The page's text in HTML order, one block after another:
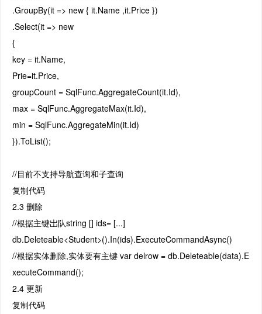
.GroupBy(it => new { it.Name ,it.Price })
.Select(it => new
{
key = it.Name,
Prie=it.Price,
groupCount = SqlFunc.AggregateCount(it.Id),
max = SqlFunc.AggregateMax(it.Id),
min = SqlFunc.AggregateMin(it.Id)
}).ToList();
//目前不支持导航查询和子查询
复制代码
2.3 删除
//根据主键岀队string [] ids= [...]
db.Deleteable<Student>().In(ids).ExecuteCommandAsync()
//根据实体删除,实体要有主键 var delrow = db.Deleteable(data).E
xecuteCommand();
2.4 更新
复制代码